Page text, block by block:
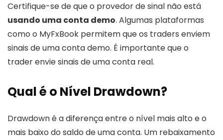
Certifique-se de que o provedor de sinal não está
usando uma conta demo. Algumas plataformas
como o MyFxBook permitem que os traders enviem
sinais de uma conta demo. É importante que o
trader envie sinais de uma conta real.
Qual é o Nível Drawdown?
Drawdown é a diferença entre o nível mais alto e o
mais baixo do saldo de uma conta. Um rebaixamento